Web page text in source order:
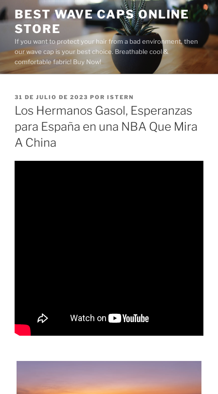
Saltar
al
contenido
BEST WAVE CAPS ONLINE
STORE
If you want to protect your hair from a bad environment, then
our wave cap is your best choice. Breathable cool &
comfortable fabric! Buy Now!
PUBLICADO
EL
31 DE JULIO DE 2023 POR ISTERN
Los Hermanos Gasol, Esperanzas
para España en una NBA Que Mira
A China